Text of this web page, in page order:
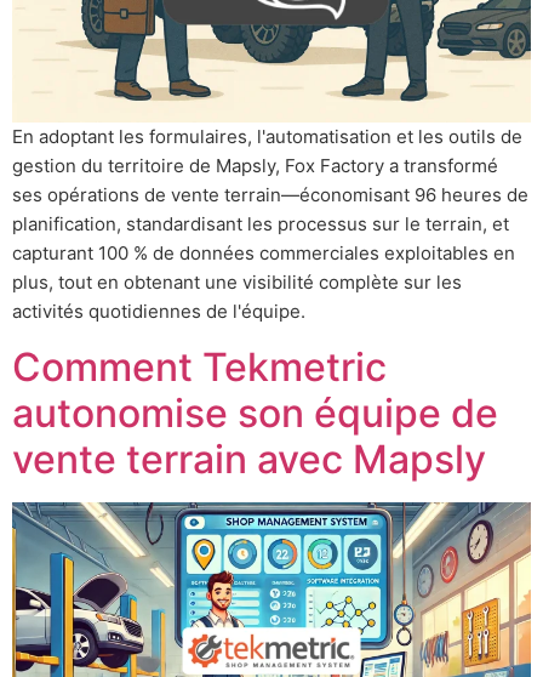
En adoptant les formulaires, l'automatisation et les outils de
gestion du territoire de Mapsly, Fox Factory a transformé
ses opérations de vente terrain—économisant 96 heures de
planification, standardisant les processus sur le terrain, et
capturant 100 % de données commerciales exploitables en
plus, tout en obtenant une visibilité complète sur les
activités quotidiennes de l'équipe.
Comment Tekmetric
autonomise son équipe de
vente terrain avec Mapsly